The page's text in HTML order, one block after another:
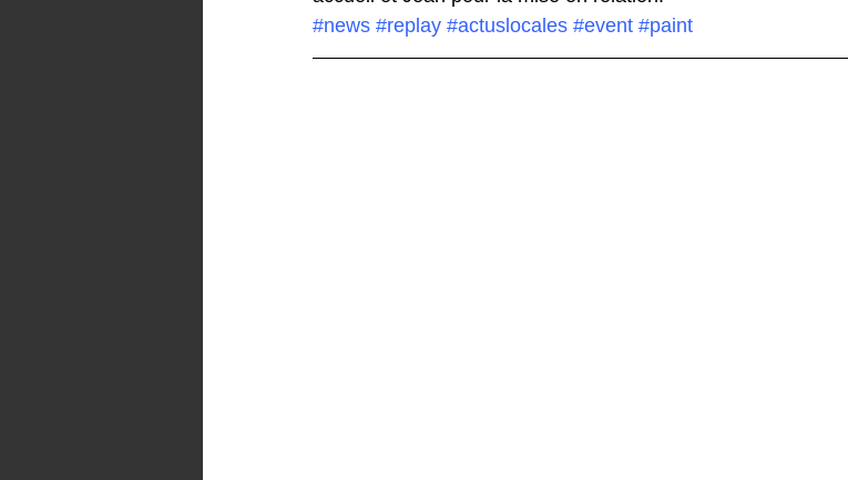
#news #replay #actuslocales #event #paint